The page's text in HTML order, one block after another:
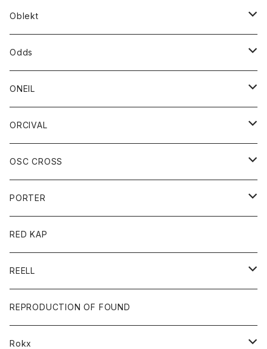
靴
ジャケット
シャツ
ボトム
ショートパンツ
パンツ
レディース
シャツ
Tシャツ
ブレスレット
靴
ストール/マフラー
トップス
シャツ
シャツジャケット
ロングスリーブＴシャツ
ボトム
ショートパンツ
ジーンズ
カットソー
スエット
ボトム
Oblekt
ボトム
ショートパンツ
パンツ
レディース
ボトム
Odds
帽子
ONEIL
スカート
ORCIVAL
アウター
コート
ジャケット
アクセサリー
バッグ
キッズ
Tシャツ
帽子
グッズ
靴
バック
トップス
カットソー
ボトムス
OSC CROSS
ダウンジャケット
PORTER
カードホルダー
キーホルダー
財布
バック
RED KAP
REELL
パンツ
ショートパンツ
REPRODUCTION OF FOUND
Rokx